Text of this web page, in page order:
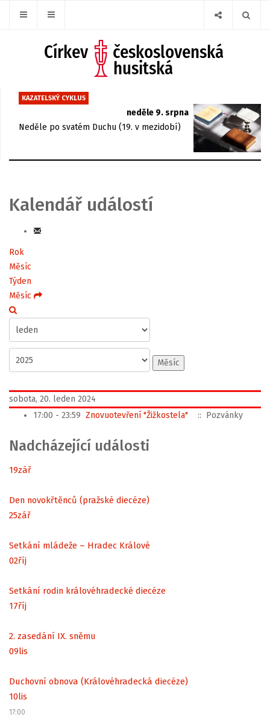
KAZATELSKÝ CYKLUS
neděle 9. srpna
Neděle po svatém Duchu (19. v mezidobí)
Kalendář událostí
Rok
Měsíc
Týden
Měsíc
Měsíc
sobota, 20. leden 2024
17:00 - 23:59 Znovuotevření "Žižkostela" :: Pozvánky
Nadcházející události
19zář
Den novokřtěnců (pražské diecéze)
25zář
Setkání mládeže – Hradec Králové
02říj
Setkání rodin královéhradecké diecéze
17říj
2. zasedání IX. sněmu
09lis
Duchovní obnova (Královéhradecká diecéze)
10lis
17:00